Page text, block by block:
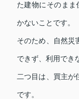
た建物にそのまま
かないことです。
そのため、自然災
できず、利用でき
二つ目は、買主が
です。